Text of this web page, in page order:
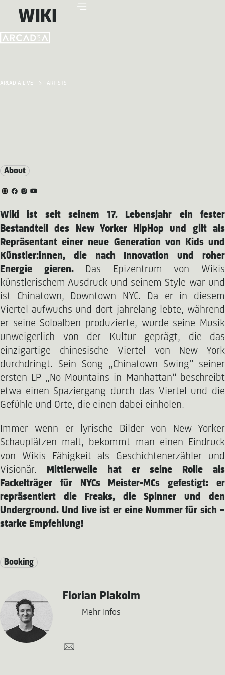
ARCADIA LIVE ARTISTS
WIKI
About
Wiki ist seit seinem 17. Lebensjahr ein fester
Bestandteil des New Yorker HipHop und gilt als
Repräsentant einer neue Generation von Kids und
Künstler:innen, die nach Innovation und roher
Energie gieren.Das Epizentrum von Wikis
künstlerischem Ausdruck und seinem Style war und
ist Chinatown, Downtown NYC. Da er in diesem
Viertel aufwuchs und dort jahrelang lebte, während
er seine Soloalben produzierte, wurde seine Musik
unweigerlich von der Kultur geprägt, die das
einzigartige chinesische Viertel von New York
durchdringt. Sein Song „Chinatown Swing" seiner
ersten LP „No Mountains in Manhattan“ beschreibt
etwa einen Spaziergang durch das Viertel und die
Gefühle und Orte, die einen dabei einholen.
Immer wenn er lyrische Bilder von New Yorker
Schauplätzen malt, bekommt man einen Eindruck
von Wikis Fähigkeit als Geschichtenerzähler und
Visionär. Mittlerweile hat er seine Rolle als
Fackelträger für NYCs Meister-MCs gefestigt: er
repräsentiert die Freaks, die Spinner und den
Underground. Und live ist er eine Nummer für sich –
starke Empfehlung!
Booking
Florian Plakolm
Mehr Infos